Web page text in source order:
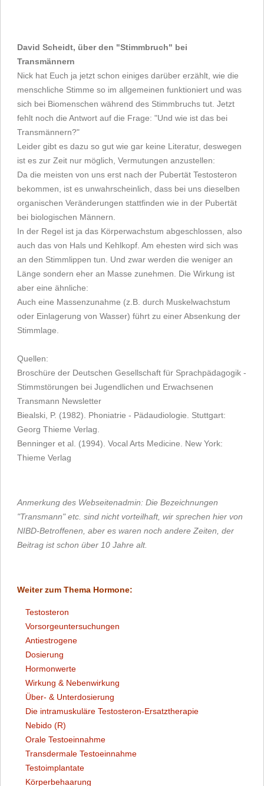
David Scheidt, über den "Stimmbruch" bei
Transmännern
Nick hat Euch ja jetzt schon einiges darüber erzählt, wie die
menschliche Stimme so im allgemeinen funktioniert und was
sich bei Biomenschen während des Stimmbruchs tut. Jetzt
fehlt noch die Antwort auf die Frage: "Und wie ist das bei
Transmännern?"
Leider gibt es dazu so gut wie gar keine Literatur, deswegen
ist es zur Zeit nur möglich, Vermutungen anzustellen:
Da die meisten von uns erst nach der Pubertät Testosteron
bekommen, ist es unwahrscheinlich, dass bei uns dieselben
organischen Veränderungen stattfinden wie in der Pubertät
bei biologischen Männern.
In der Regel ist ja das Körperwachstum abgeschlossen, also
auch das von Hals und Kehlkopf. Am ehesten wird sich was
an den Stimmlippen tun. Und zwar werden die weniger an
Länge sondern eher an Masse zunehmen. Die Wirkung ist
aber eine ähnliche:
Auch eine Massenzunahme (z.B. durch Muskelwachstum
oder Einlagerung von Wasser) führt zu einer Absenkung der
Stimmlage.
Quellen:
Broschüre der Deutschen Gesellschaft für Sprachpädagogik -
Stimmstörungen bei Jugendlichen und Erwachsenen
Transmann Newsletter
Biealski, P. (1982). Phoniatrie - Pädaudiologie. Stuttgart:
Georg Thieme Verlag.
Benninger et al. (1994). Vocal Arts Medicine. New York:
Thieme Verlag
Anmerkung des Webseitenadmin: Die Bezeichnungen
"Transmann" etc. sind nicht vorteilhaft, wir sprechen hier von
NIBD-Betroffenen, aber es waren noch andere Zeiten, der
Beitrag ist schon über 10 Jahre alt.
Weiter zum Thema Hormone:
Testosteron
Vorsorgeuntersuchungen
Antiestrogene
Dosierung
Hormonwerte
Wirkung & Nebenwirkung
Über- & Unterdosierung
Die intramuskuläre Testosteron-Ersatztherapie
Nebido (R)
Orale Testoeinnahme
Transdermale Testoeinnahme
Testoimplantate
Körperbehaarung